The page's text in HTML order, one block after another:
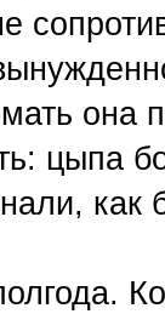
цыпа
как